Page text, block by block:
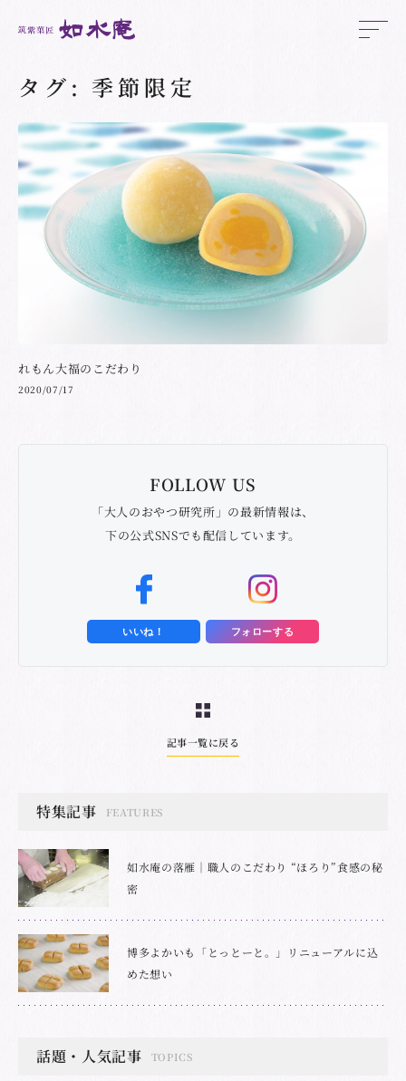
タグ: 季節限定
れもん大福のこだわり
2020/07/17
FOLLOW US
「大人のおやつ研究所」の最新情報は、
下の公式SNSでも配信しています。
いいね！ フォローする
記事一覧に戻る
特集記事 FEATURES
如水庵の落雁｜職人のこだわり “ほろり”食感の秘
密
博多よかいも「とっとーと。」リニューアルに込
めた想い
話題・人気記事 TOPICS